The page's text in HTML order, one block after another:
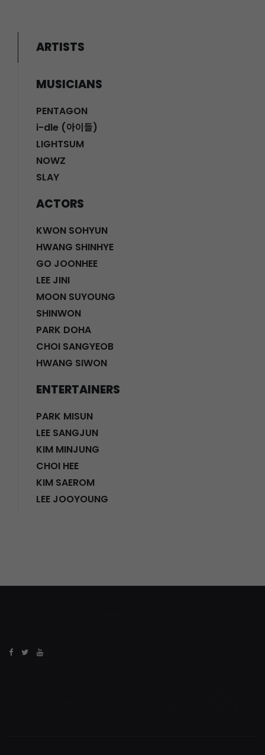
ARTISTS
MUSICIANS
PENTAGON
i-dle (아이들)
LIGHTSUM
NOWZ
SLAY
ACTORS
KWON SOHYUN
HWANG SHINHYE
GO JOONHEE
LEE JINI
MOON SUYOUNG
SHINWON
PARK DOHA
CHOI SANGYEOB
HWANG SIWON
ENTERTAINERS
PARK MISUN
LEE SANGJUN
KIM MINJUNG
CHOI HEE
KIM SAEROM
LEE JOOYOUNG